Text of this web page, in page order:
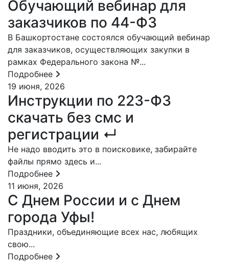
Обучающий вебинар для
заказчиков по 44-ФЗ
В Башкортостане состоялся обучающий вебинар
для заказчиков, осуществляющих закупки в
рамках Федерального закона №...
Подробнее
19 июня, 2026
Инструкции по 223-ФЗ
скачать без смс и
регистрации ↵
Не надо вводить это в поисковике, забирайте
файлы прямо здесь и...
Подробнее
11 июня, 2026
С Днем России и с Днем
города Уфы!
Праздники, объединяющие всех нас, любящих
свою...
Подробнее